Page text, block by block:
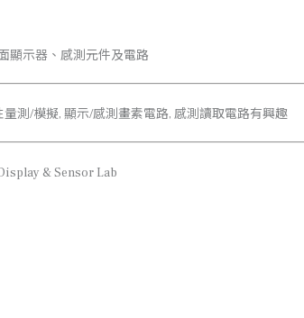
顯示器、感測元件及電路
量測/模擬, 顯示/感測畫素電路, 感測讀取電路有興趣
& Sensor Lab